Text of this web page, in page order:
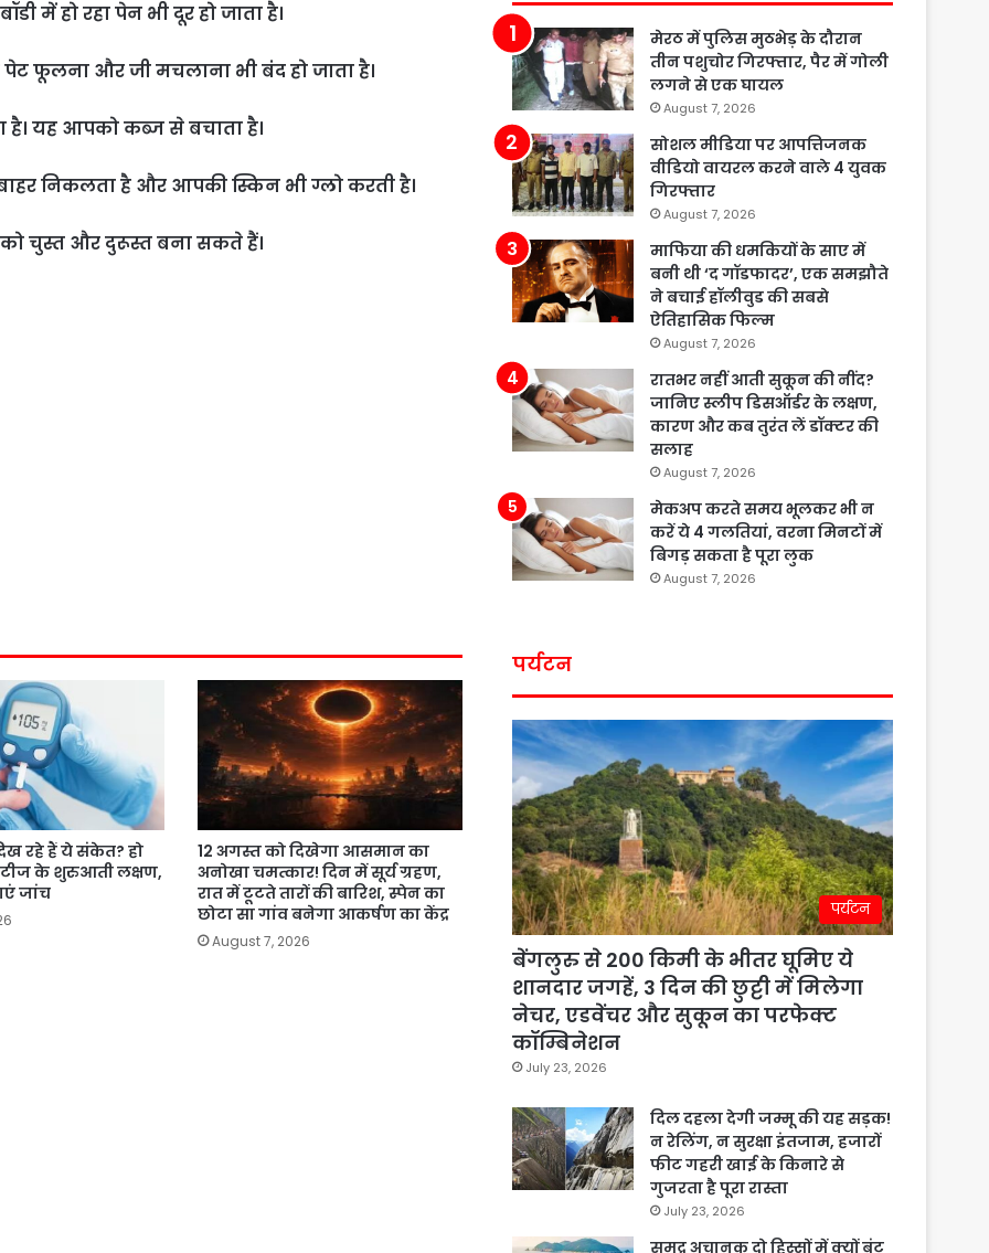
में हो रहा पेन भी दूर हो जाता है।
फूलना और जी मचलाना भी बंद हो जाता है।
है। यह आपको कब्ज से बचाता है।
निकलता है और आपकी स्किन भी ग्लो करती है।
चुस्त और दुरूस्त बना सकते हैं।
रहे हैं ये संकेत? हो
के शुरुआती लक्षण,
जांच
12 अगस्त को दिखेगा आसमान का
अनोखा चमत्कार! दिन में सूर्य ग्रहण,
रात में टूटते तारों की बारिश, स्पेन का
छोटा सा गांव बनेगा आकर्षण का केंद्र
August 7, 2026
मेरठ में पुलिस मुठभेड़ के दौरान
तीन पशुचोर गिरफ्तार, पैर में गोली
लगने से एक घायल
August 7, 2026
सोशल मीडिया पर आपत्तिजनक
वीडियो वायरल करने वाले 4 युवक
गिरफ्तार
August 7, 2026
माफिया की धमकियों के साए में
बनी थी ‘द गॉडफादर’, एक समझौते
ने बचाई हॉलीवुड की सबसे
ऐतिहासिक फिल्म
August 7, 2026
रातभर नहीं आती सुकून की नींद?
जानिए स्लीप डिसऑर्डर के लक्षण,
कारण और कब तुरंत लें डॉक्टर की
सलाह
August 7, 2026
मेकअप करते समय भूलकर भी न
करें ये 4 गलतियां, वरना मिनटों में
बिगड़ सकता है पूरा लुक
August 7, 2026
पर्यटन
पर्यटन
बेंगलुरु से 200 किमी के भीतर घूमिए ये
शानदार जगहें, 3 दिन की छुट्टी में मिलेगा
नेचर, एडवेंचर और सुकून का परफेक्ट
कॉम्बिनेशन
July 23, 2026
दिल दहला देगी जम्मू की यह सड़क!
न रेलिंग, न सुरक्षा इंतजाम, हजारों
फीट गहरी खाई के किनारे से
गुजरता है पूरा रास्ता
July 23, 2026
समुद्र अचानक दो हिस्सों में क्यों बंट